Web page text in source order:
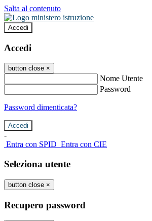
Salta al contenuto
Accedi
Accedi
button close ×
Nome Utente
Password
Password dimenticata?
-
Entra con SPID Entra con CIE
Seleziona utente
button close ×
Recupero password